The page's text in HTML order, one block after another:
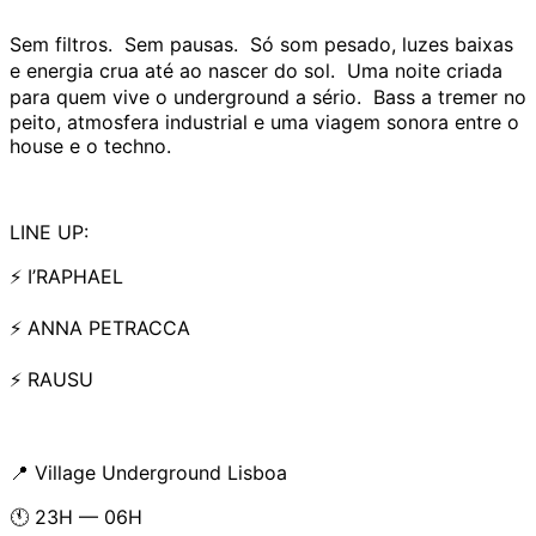
Sem filtros. Sem pausas. Só som pesado, luzes baixas
e energia crua até ao nascer do sol. Uma noite criada
para quem vive o underground a sério. Bass a tremer no
peito, atmosfera industrial e uma viagem sonora entre o
house e o techno.
LINE UP:
⚡ I’RAPHAEL
⚡ ANNA PETRACCA
⚡ RAUSU
📍 Village Underground Lisboa
🕚 23H — 06H